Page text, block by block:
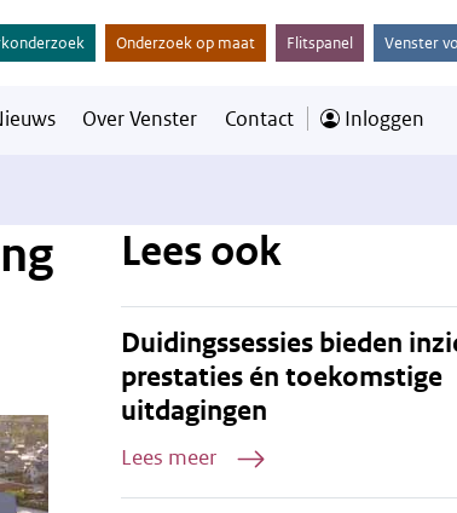
Onderzoek op maat Flitspanel Venster
Over Venster Contact Inloggen
Lees ook
Duidingssessies bieden
prestaties én toekomstige
uitdagingen
Lees meer